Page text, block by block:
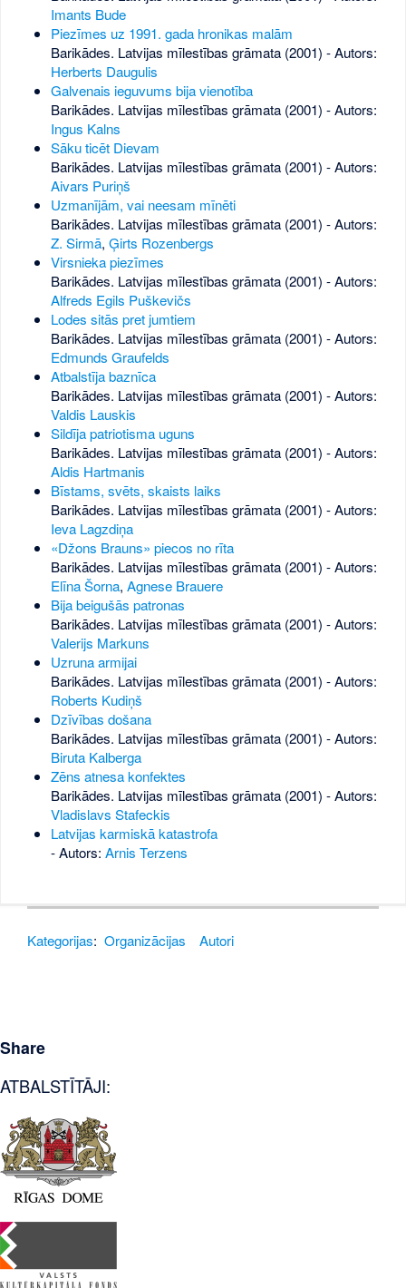
Imants Bude
Piezīmes uz 1991. gada hronikas malām
Barikādes. Latvijas mīlestības grāmata (2001) - Autors:
Herberts Daugulis
Galvenais ieguvums bija vienotība
Barikādes. Latvijas mīlestības grāmata (2001) - Autors:
Ingus Kalns
Sāku ticēt Dievam
Barikādes. Latvijas mīlestības grāmata (2001) - Autors:
Aivars Puriņš
Uzmanījām, vai neesam mīnēti
Barikādes. Latvijas mīlestības grāmata (2001) - Autors:
Z. Sirmā, Ģirts Rozenbergs
Virsnieka piezīmes
Barikādes. Latvijas mīlestības grāmata (2001) - Autors:
Alfreds Egils Puškevičs
Lodes sitās pret jumtiem
Barikādes. Latvijas mīlestības grāmata (2001) - Autors:
Edmunds Graufelds
Atbalstīja baznīca
Barikādes. Latvijas mīlestības grāmata (2001) - Autors:
Valdis Lauskis
Sildīja patriotisma uguns
Barikādes. Latvijas mīlestības grāmata (2001) - Autors:
Aldis Hartmanis
Bīstams, svēts, skaists laiks
Barikādes. Latvijas mīlestības grāmata (2001) - Autors:
Ieva Lagzdiņa
«Džons Brauns» piecos no rīta
Barikādes. Latvijas mīlestības grāmata (2001) - Autors:
Elīna Šorna, Agnese Brauere
Bija beigušās patronas
Barikādes. Latvijas mīlestības grāmata (2001) - Autors:
Valerijs Markuns
Uzruna armijai
Barikādes. Latvijas mīlestības grāmata (2001) - Autors:
Roberts Kudiņš
Dzīvības došana
Barikādes. Latvijas mīlestības grāmata (2001) - Autors:
Biruta Kalberga
Zēns atnesa konfektes
Barikādes. Latvijas mīlestības grāmata (2001) - Autors:
Vladislavs Stafeckis
Latvijas karmiskā katastrofa
- Autors: Arnis Terzens
Kategorijas: Organizācijas Autori
Share
ATBALSTĪTĀJI: